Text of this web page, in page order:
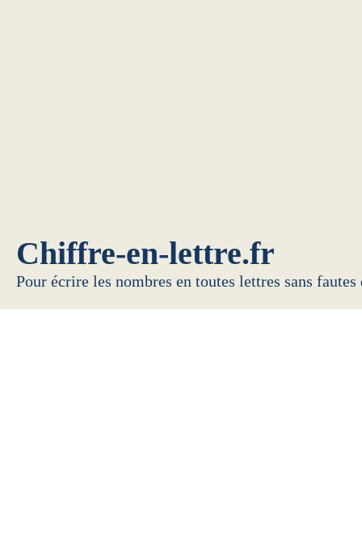
Chiffre-en-lettre.fr
Pour écrire les nombres en toutes lettres sans